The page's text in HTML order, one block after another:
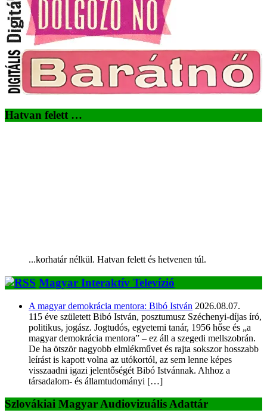
Hatvan felett …
...korhatár nélkül. Hatvan felett és hetvenen túl.
Magyar Interaktív Televízió
A magyar demokrácia mentora: Bibó István 2026.08.07.
115 éve született Bibó István, posztumusz Széchenyi-díjas író,
politikus, jogász. Jogtudós, egyetemi tanár, 1956 hőse és „a
magyar demokrácia mentora” – ez áll a szegedi mellszobrán.
De ha ötször nagyobb elmlékművet és rajta sokszor hosszabb
leírást is kapott volna az utókortól, az sem lenne képes
visszaadni igazi jelentőségét Bibó Istvánnak. Ahhoz a
társadalom- és államtudományi […]
Szlovákiai Magyar Audiovizuális Adattár